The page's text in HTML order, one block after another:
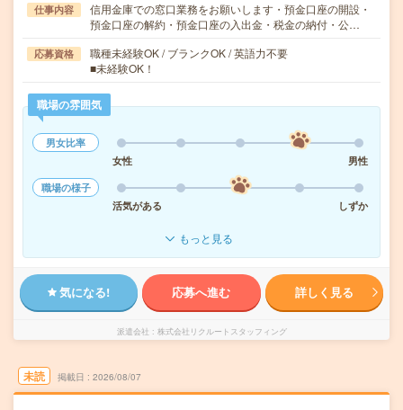
仕事内容
信用金庫での窓口業務をお願いします・預金口座の開設・
預金口座の解約・預金口座の入出金・税金の納付・公…
応募資格
職種未経験OK / ブランクOK / 英語力不要
■未経験OK！
職場の雰囲気
男女比率
女性
男性
職場の様子
活気がある
しずか
もっと見る
気になる! 応募へ進む 詳しく見る
派遣会社 株式会社リクルートスタッフィング
未読 掲載日 2026/08/07